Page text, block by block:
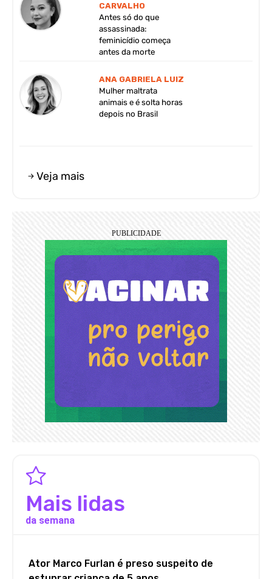
CARVALHO
Antes só do que
assassinada:
feminicídio começa
antes da morte
ANA GABRIELA LUIZ
Mulher maltrata
animais e é solta horas
depois no Brasil
Veja mais
Mais lidas
da semana
Ator Marco Furlan é preso suspeito de